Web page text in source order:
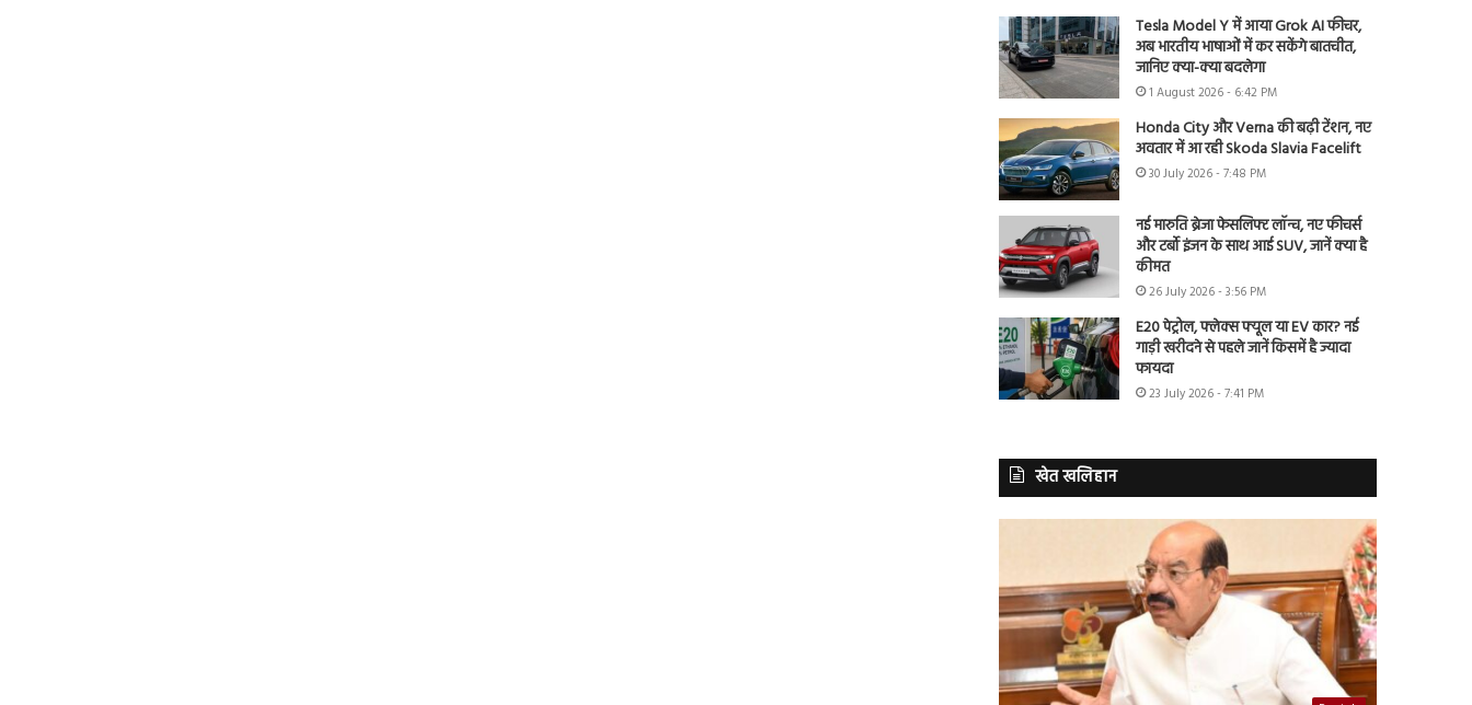
Tesla Model Y में आया Grok AI फीचर,
अब भारतीय भाषाओं में कर सकेंगे बातचीत,
जानिए क्या-क्या बदलेगा
1 August 2026 - 6:42 PM
Honda City और Verna की बढ़ी टेंशन, नए
अवतार में आ रही Skoda Slavia Facelift
30 July 2026 - 7:48 PM
नई मारुति ब्रेजा फेसलिफ्ट लॉन्च, नए फीचर्स
और टर्बो इंजन के साथ आई SUV, जानें क्या है
कीमत
26 July 2026 - 3:56 PM
E20 पेट्रोल, फ्लेक्स फ्यूल या EV कार? नई
गाड़ी खरीदने से पहले जानें किसमें है ज्यादा
फायदा
23 July 2026 - 7:41 PM
खेत खलिहान